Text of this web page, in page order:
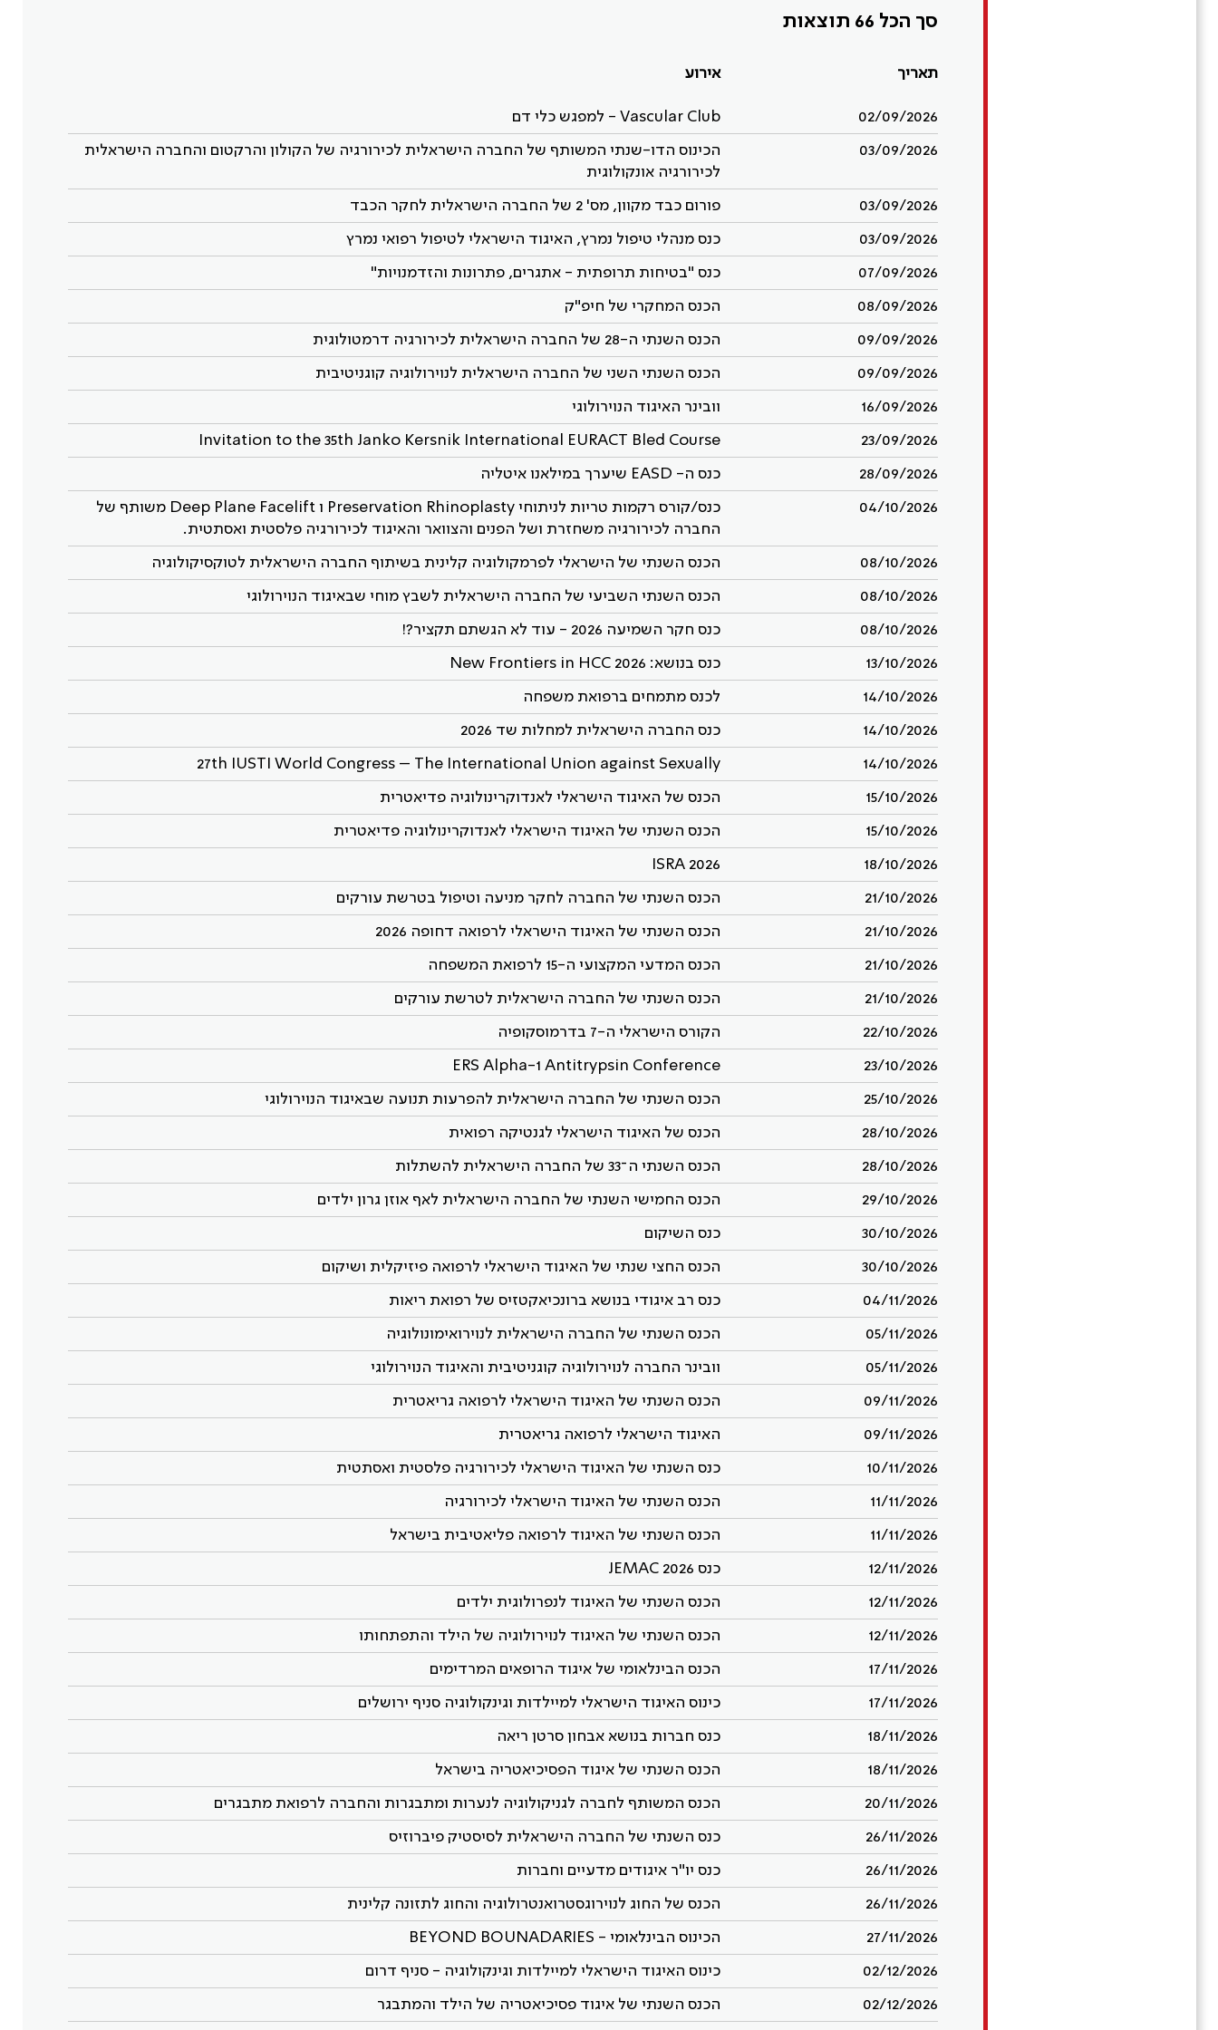
סך הכל 66 תוצאות
תאריך אירוע
02/09/2026 Vascular Club - למפגש כלי דם
03/09/2026
הכינוס הדו-שנתי המשותף של החברה הישראלית לכירורגיה של הקולון והרקטום והחברה הישראלית
לכירורגיה אונקולוגית
03/09/2026 פורום כבד מקוון, מס' 2 של החברה הישראלית לחקר הכבד
03/09/2026 כנס מנהלי טיפול נמרץ, האיגוד הישראלי לטיפול רפואי נמרץ
07/09/2026 כנס "בטיחות תרופתית - אתגרים, פתרונות והזדמנויות"
08/09/2026 הכנס המחקרי של חיפ"ק
09/09/2026 הכנס השנתי ה-28 של החברה הישראלית לכירורגיה דרמטולוגית
09/09/2026 הכנס השנתי השני של החברה הישראלית לנוירולוגיה קוגניטיבית
16/09/2026 וובינר האיגוד הנוירולוגי
23/09/2026
Invitation to the 35th Janko Kersnik International EURACT Bled Course
28/09/2026 כנס ה- EASD שיערך במילאנו איטליה
04/10/2026
כנס/קורס רקמות טריות לניתוחי Preservation Rhinoplasty ו Deep Plane Facelift משותף של
החברה לכירורגיה משחזרת ושל הפנים והצוואר והאיגוד לכירורגיה פלסטית ואסתטית.
08/10/2026 הכנס השנתי של הישראלי לפרמקולוגיה קלינית בשיתוף החברה הישראלית לטוקסיקולוגיה
08/10/2026 הכנס השנתי השביעי של החברה הישראלית לשבץ מוחי שבאיגוד הנוירולוגי
08/10/2026 כנס חקר השמיעה 2026 - עוד לא הגשתם תקציר?!
13/10/2026 כנס בנושא: 2026 New Frontiers in HCC
14/10/2026 לכנס מתמחים ברפואת משפחה
14/10/2026 כנס החברה הישראלית למחלות שד 2026
14/10/2026
27th IUSTI World Congress – The International Union against Sexually
15/10/2026 הכנס של האיגוד הישראלי לאנדוקרינולוגיה פדיאטרית
15/10/2026 הכנס השנתי של האיגוד הישראלי לאנדוקרינולוגיה פדיאטרית
18/10/2026
ISRA 2026
21/10/2026 הכנס השנתי של החברה לחקר מניעה וטיפול בטרשת עורקים
21/10/2026 הכנס השנתי של האיגוד הישראלי לרפואה דחופה 2026
21/10/2026 הכנס המדעי המקצועי ה-15 לרפואת המשפחה
21/10/2026 הכנס השנתי של החברה הישראלית לטרשת עורקים
22/10/2026 הקורס הישראלי ה-7 בדרמוסקופיה
23/10/2026
ERS Alpha-1 Antitrypsin Conference
25/10/2026 הכנס השנתי של החברה הישראלית להפרעות תנועה שבאיגוד הנוירולוגי
28/10/2026 הכנס של האיגוד הישראלי לגנטיקה רפואית
28/10/2026 הכנס השנתי ה־33 של החברה הישראלית להשתלות
29/10/2026 הכנס החמישי השנתי של החברה הישראלית לאף אוזן גרון ילדים
30/10/2026 כנס השיקום
30/10/2026 הכנס החצי שנתי של האיגוד הישראלי לרפואה פיזיקלית ושיקום
04/11/2026 כנס רב איגודי בנושא ברונכיאקטזיס של רפואת ריאות
05/11/2026 הכנס השנתי של החברה הישראלית לנוירואימונולוגיה
05/11/2026 וובינר החברה לנוירולוגיה קוגניטיבית והאיגוד הנוירולוגי
09/11/2026 הכנס השנתי של האיגוד הישראלי לרפואה גריאטרית
09/11/2026 האיגוד הישראלי לרפואה גריאטרית
10/11/2026 כנס השנתי של האיגוד הישראלי לכירורגיה פלסטית ואסתטית
11/11/2026 הכנס השנתי של האיגוד הישראלי לכירורגיה
11/11/2026 הכנס השנתי של האיגוד לרפואה פליאטיבית בישראל
12/11/2026 כנס JEMAC 2026
12/11/2026 הכנס השנתי של האיגוד לנפרולוגית ילדים
12/11/2026 הכנס השנתי של האיגוד לנוירולוגיה של הילד והתפתחותו
17/11/2026 הכנס הבינלאומי של איגוד הרופאים המרדימים
17/11/2026 כינוס האיגוד הישראלי למיילדות וגינקולוגיה סניף ירושלים
18/11/2026 כנס חברות בנושא אבחון סרטן ריאה
18/11/2026 הכנס השנתי של איגוד הפסיכיאטריה בישראל
20/11/2026 הכנס המשותף לחברה לגניקולוגיה לנערות ומתבגרות והחברה לרפואת מתבגרים
26/11/2026 כנס השנתי של החברה הישראלית לסיסטיק פיברוזיס
26/11/2026 כנס יו"ר איגודים מדעיים וחברות
26/11/2026 הכנס של החוג לנוירוגסטרואנטרולוגיה והחוג לתזונה קלינית
27/11/2026 הכינוס הבינלאומי - BEYOND BOUNADARIES
02/12/2026 כינוס האיגוד הישראלי למיילדות וגינקולוגיה - סניף דרום
02/12/2026 הכנס השנתי של איגוד פסיכיאטריה של הילד והמתבגר